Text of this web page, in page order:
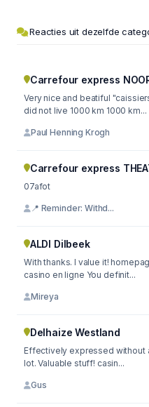
Reacties uit dezelfde
Carrefour express
Very nice and beatiful
did not live 1000 km 1000 km...
Paul Henning Krogh
Carrefour express
07afot
📍 Reminder: Withd...
ALDI Dilbeek
With thanks. I value it!
casino en ligne You definit...
Mireya
Delhaize Westland
Effectively expressed without a doubt. . casino en
lot. Valuable stuff! casin...
Gus